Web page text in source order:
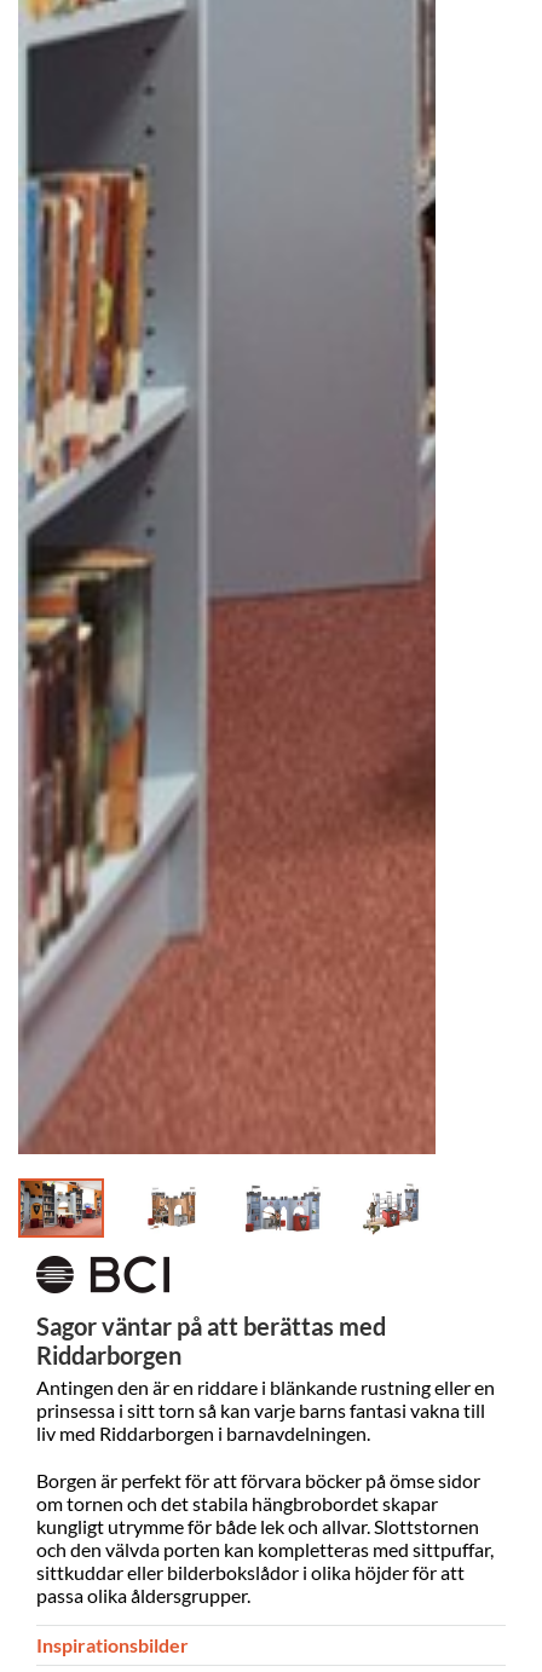
Sagor väntar på att berättas med
Riddarborgen
Antingen den är en riddare i blänkande rustning eller en
prinsessa i sitt torn så kan varje barns fantasi vakna till
liv med Riddarborgen i barnavdelningen.
Borgen är perfekt för att förvara böcker på ömse sidor
om tornen och det stabila hängbrobordet skapar
kungligt utrymme för både lek och allvar. Slottstornen
och den välvda porten kan kompletteras med sittpuffar,
sittkuddar eller bilderbokslådor i olika höjder för att
passa olika åldersgrupper.
Inspirationsbilder